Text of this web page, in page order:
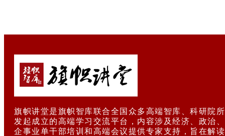
旗帜讲堂是旗帜智库联合全国众多高端智库、科研院
发起成立的高端学习交流平台，内容涉及经济、政治
企事业单干部培训和高端会议提供专家支持，旨在解